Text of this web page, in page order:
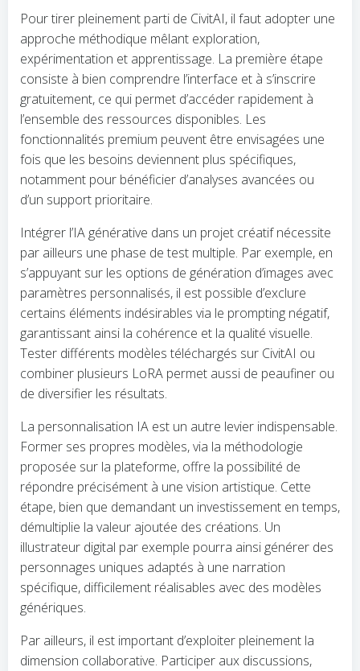
Pour tirer pleinement parti de CivitAI, il faut adopter une
approche méthodique mêlant exploration,
expérimentation et apprentissage. La première étape
consiste à bien comprendre l’interface et à s’inscrire
gratuitement, ce qui permet d’accéder rapidement à
l’ensemble des ressources disponibles. Les
fonctionnalités premium peuvent être envisagées une
fois que les besoins deviennent plus spécifiques,
notamment pour bénéficier d’analyses avancées ou
d’un support prioritaire.
Intégrer l’IA générative dans un projet créatif nécessite
par ailleurs une phase de test multiple. Par exemple, en
s’appuyant sur les options de génération d’images avec
paramètres personnalisés, il est possible d’exclure
certains éléments indésirables via le prompting négatif,
garantissant ainsi la cohérence et la qualité visuelle.
Tester différents modèles téléchargés sur CivitAI ou
combiner plusieurs LoRA permet aussi de peaufiner ou
de diversifier les résultats.
La personnalisation IA est un autre levier indispensable.
Former ses propres modèles, via la méthodologie
proposée sur la plateforme, offre la possibilité de
répondre précisément à une vision artistique. Cette
étape, bien que demandant un investissement en temps,
démultiplie la valeur ajoutée des créations. Un
illustrateur digital par exemple pourra ainsi générer des
personnages uniques adaptés à une narration
spécifique, difficilement réalisables avec des modèles
génériques.
Par ailleurs, il est important d’exploiter pleinement la
dimension collaborative. Participer aux discussions,